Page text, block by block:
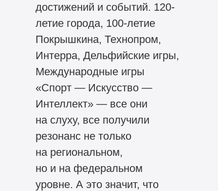
достижений и событий. 120-
летие города, 100-летие
Покрышкина, Технопром,
Интерра, Дельфийские игры,
Международные игры
«Спорт — Искусство —
Интеллект» — все они
на слуху, все получили
резонанс не только
на региональном,
но и на федеральном
уровне. А это значит, что